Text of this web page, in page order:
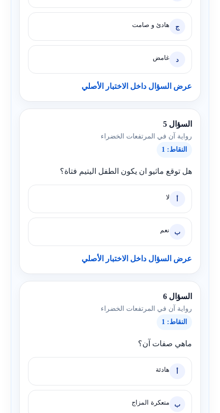
ج هادئ و صامت
د غامض
عرض السؤال داخل الاختبار الأصلي
السؤال 5
رواية آن في المرتفعات الخضراء
النقاط: 1
هل توقع ماثيو ان يكون الطفل اليتيم فتاة؟
أ لا
ب نعم
عرض السؤال داخل الاختبار الأصلي
السؤال 6
رواية آن في المرتفعات الخضراء
النقاط: 1
ماهي صفات آن؟
أ هادئة
ب متعكرة المزاج